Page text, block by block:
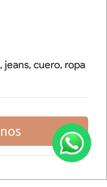
jeans, cuero, ropa